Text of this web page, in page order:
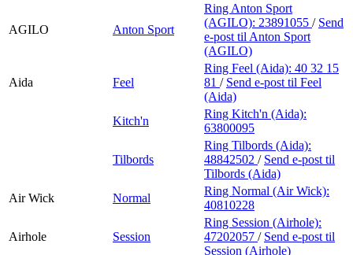
AGILO Anton Sport
Ring Anton Sport
(AGILO): 23891055 / Send
e-post til Anton Sport
(AGILO)
Aida Feel
Ring Feel (Aida): 40 32 15
81 / Send e-post til Feel
(Aida)
Kitch'n
Ring Kitch'n (Aida):
63800095
Tilbords
Ring Tilbords (Aida):
48842502 / Send e-post til
Tilbords (Aida)
Air Wick
Normal
Ring Normal (Air Wick):
40810228
Airhole Session
Ring Session (Airhole):
47202057 / Send e-post til
Session (Airhole)